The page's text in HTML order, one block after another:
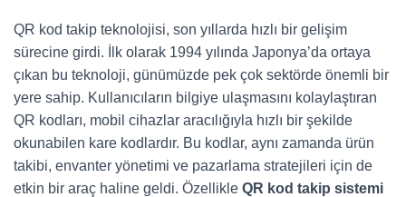
QR kod takip teknolojisi, son yıllarda hızlı bir gelişim
sürecine girdi. İlk olarak 1994 yılında Japonya’da ortaya
çıkan bu teknoloji, günümüzde pek çok sektörde önemli bir
yere sahip. Kullanıcıların bilgiye ulaşmasını kolaylaştıran
QR kodları, mobil cihazlar aracılığıyla hızlı bir şekilde
okunabilen kare kodlardır. Bu kodlar, aynı zamanda ürün
takibi, envanter yönetimi ve pazarlama stratejileri için de
etkin bir araç haline geldi. Özellikle QR kod takip sistemi